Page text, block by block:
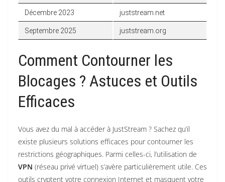
Décembre 2023 juststream.net
Septembre 2025 juststream.org
Comment Contourner les
Blocages ? Astuces et Outils
Efficaces
Vous avez du mal à accéder à JustStream ? Sachez qu’il
existe plusieurs solutions efficaces pour contourner les
restrictions géographiques. Parmi celles-ci, l’utilisation de
VPN (réseau privé virtuel) s’avère particulièrement utile. Ces
outils cryptent votre connexion Internet et masquent votre